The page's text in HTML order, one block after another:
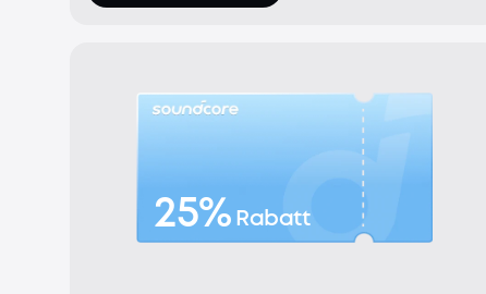
25%Rabatt